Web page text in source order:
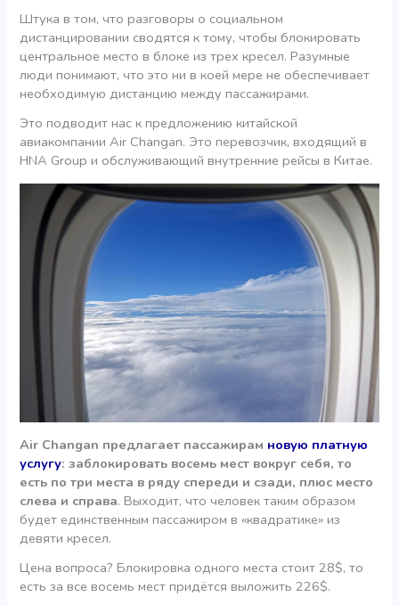
Штука в том, что разговоры о социальном
дистанцировании сводятся к тому, чтобы блокировать
центральное место в блоке из трех кресел. Разумные
люди понимают, что это ни в коей мере не обеспечивает
необходимую дистанцию между пассажирами.
Это подводит нас к предложению китайской
авиакомпании Air Changan. Это перевозчик, входящий в
HNA Group и обслуживающий внутренние рейсы в Китае.
Air Changan предлагает пассажирам новую платную
услугу: заблокировать восемь мест вокруг себя, то
есть по три места в ряду спереди и сзади, плюс место
слева и справа. Выходит, что человек таким образом
будет единственным пассажиром в «квадратике» из
девяти кресел.
Цена вопроса? Блокировка одного места стоит 28$, то
есть за все восемь мест придётся выложить 226$.